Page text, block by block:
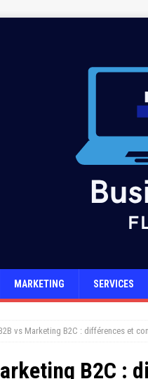
MARKETING SERVICES
vs Marketing B2C : différences et
B2C :